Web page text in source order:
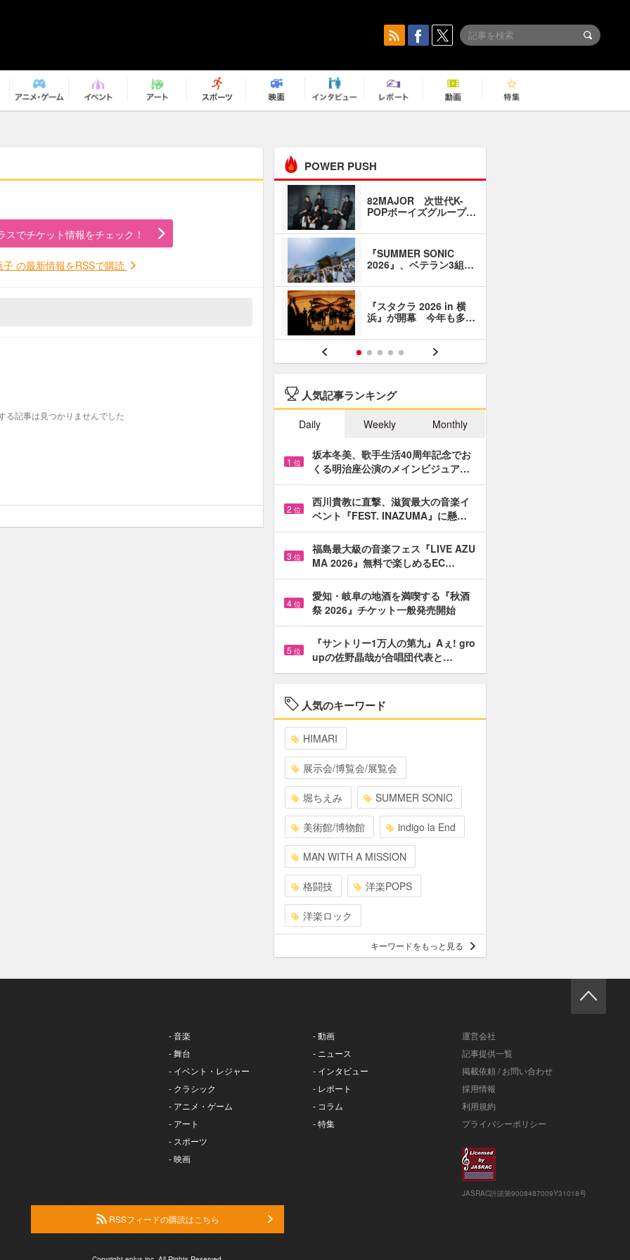
スでチケット情報をチェック！
子 の最新情報をRSSで購読
る記事は見つかりませんでした
POWER PUSH
82MAJOR 次世代K-
POPボーイズグループ…
『SUMMER SONIC
2026』、ベテラン3組…
『スタクラ 2026 in 横
浜』が開幕 今年も多…
人気記事ランキング
Daily Weekly Monthly
1 位
坂本冬美、歌手生活40周年記念でお
くる明治座公演のメインビジュア…
2 位
西川貴教に直撃、滋賀最大の音楽イ
ベント『FEST. INAZUMA』に懸…
3 位
福島最大級の音楽フェス『LIVE AZU
MA 2026』無料で楽しめるEC…
4 位
愛知・岐阜の地酒を満喫する『秋酒
祭 2026』チケット一般発売開始
5 位
『サントリー1万人の第九』Aぇ! gro
upの佐野晶哉が合唱団代表と…
人気のキーワード
HIMARI
展示会/博覧会/展覧会
堀ちえみ SUMMER SONIC
美術館/博物館 indigo la End
MAN WITH A MISSION
格闘技 洋楽POPS
洋楽ロック
キーワードをもっと見る
- 音楽
- 舞台
- イベント・レジャー
- クラシック
- アニメ・ゲーム
- アート
- スポーツ
- 映画
- 動画
- ニュース
- インタビュー
- レポート
- コラム
- 特集
運営会社
記事提供一覧
掲載依頼 / お問い合わせ
採用情報
利用規約
プライバシーポリシー
JASRAC許諾第9008487009Y31018号
RSSフィードの購読はこちら